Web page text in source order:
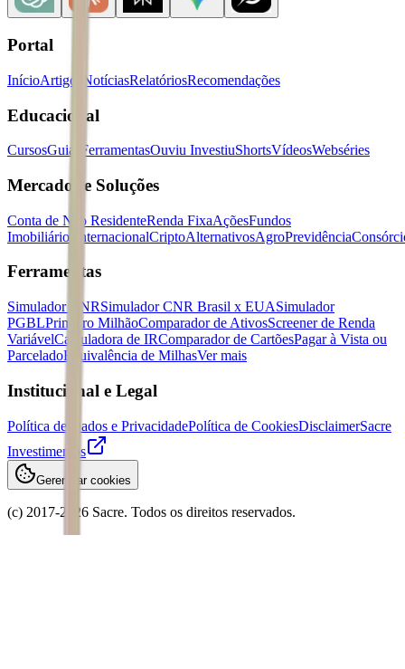
Portal
InícioArtigos NotíciasRelatóriosRecomendações
Educacional
CursosGuias FerramentasOuviu InvestiuShortsVídeosWebséries
Mercados e Soluções
Conta de Não ResidenteRenda FixaAçõesFundos
Imobiliários
InternacionalCriptoAlternativosAgroPrevidência
Ferramentas
Simulador CNRSimulador CNR Brasil x EUASimulador
PGBLPrimeiro MilhãoComparador de AtivosScreener de Renda
VariávelCalculadora de IRComparador de CartõesPagar à Vista ou
ParceladoEquivalência de MilhasVer mais
Institucional e Legal
Política de Dados e PrivacidadePolítica de CookiesDisclaimerSacre
Investimentos
Gerenciar cookies
(c) 2017-2026 Sacre. Todos os direitos reservados.